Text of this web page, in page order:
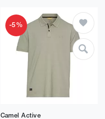
-5%
Camel Active